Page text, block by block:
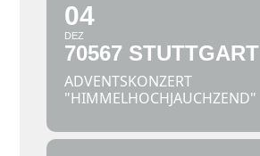
04
DEZ
70567 STUTTGART
ADVENTSKONZERT
"HIMMELHOCHJAUCHZEND"